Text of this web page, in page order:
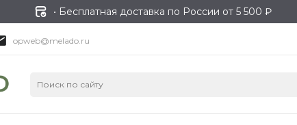
• Бесплатная доставка по России от 5 500 ₽
opweb@melado.ru